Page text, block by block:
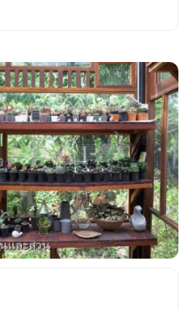
งใครต่อใครไว้มากมายกัน
บน้ำ (Succulent) ชนิดหนึ่ง
ม้ยืนต้นที่มีลักษณะพิเศษต่าง
หลากหลาย ทั้งรูปเหลี่ยม
ภายนอกแข็งราวฉาบด้วยขี้
ดเล็ก ใหญ่ ต่างกันไป
ระกูลของแคคตัสเกิดขึ้นใน
ตันยุค Tertiary (ยุค
า แคคตัสสมัยนั้นมีลำต้น
ผลเหมือนต้นไม้ทั่วไป ต่อ
แปลงเป็นแห้งแล้ง แคคตัส